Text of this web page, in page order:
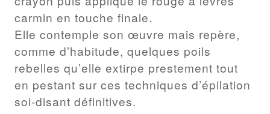
carmin en touche finale.
Elle contemple son œuvre mais repère,
comme d’habitude, quelques poils
rebelles qu’elle extirpe prestement tout
en pestant sur ces techniques d’épilation
soi-disant définitives.